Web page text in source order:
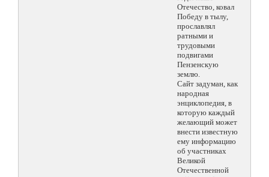
Отечество, ковал
Победу в тылу,
прославлял
ратными и
трудовыми
подвигами
Пензенскую
землю.
Сайт задуман, как
народная
энциклопедия, в
которую каждый
желающий может
внести известную
ему информацию
об участниках
Великой
Отечественной